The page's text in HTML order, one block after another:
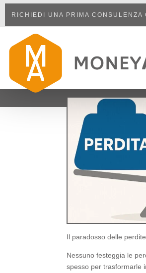
RICHIEDI UNA PRIMA CONSULENZA
Il paradosso delle perdite
Nessuno festeggia le
spesso per trasformarle